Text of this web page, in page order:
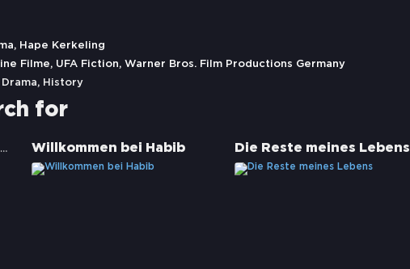
Hape Kerkeling
Filme, UFA Fiction, Warner Bros. Film Productions Germany
Drama, History
for
Mackie Messer - Brechts Dreigroschenfilm Willkommen bei Habib Die Reste meines Lebens